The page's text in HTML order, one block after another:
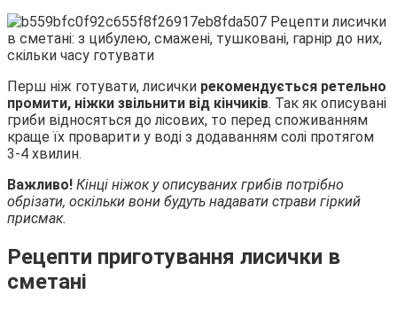
Перш ніж готувати, лисички рекомендується ретельно
промити, ніжки звільнити від кінчиків. Так як описувані
гриби відносяться до лісових, то перед споживанням
краще їх проварити у воді з додаванням солі протягом
3-4 хвилин.
Важливо! Кінці ніжок у описуваних грибів потрібно
обрізати, оскільки вони будуть надавати страви гіркий
присмак.
Рецепти приготування лисички в
сметані